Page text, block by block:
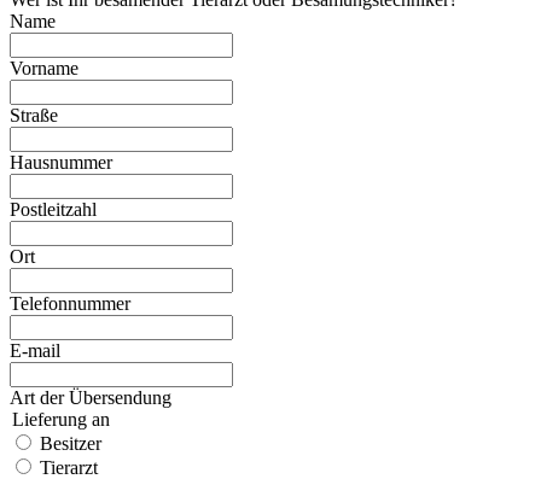
Name
Vorname
Straße
Hausnummer
Postleitzahl
Ort
Telefonnummer
E-mail
Art der Übersendung
Lieferung an
Besitzer
Tierarzt